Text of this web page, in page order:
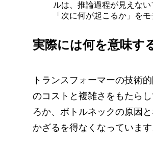
ルは、推論過程が見えな
「次に何が起こるか」を
実際には何を意味す
トランスフォーマーの技術
のコストと複雑さをもたら
ろか、ボトルネックの原因
かざるを得なくなっています